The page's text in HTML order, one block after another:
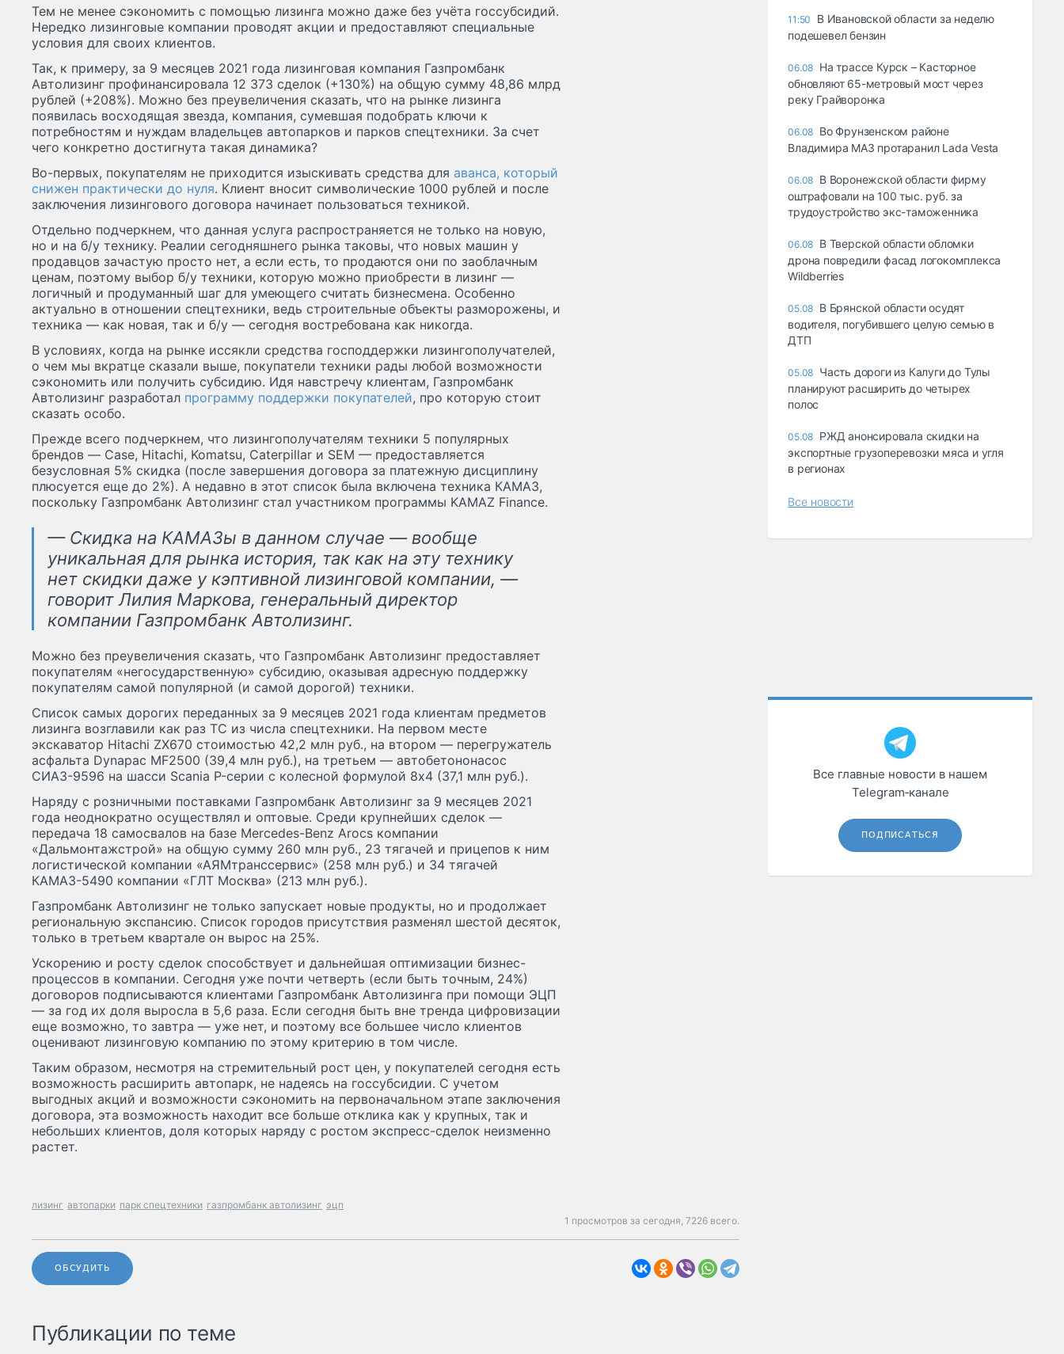
Тем не менее сэкономить с помощью лизинга можно даже без учёта госсубсидий.
Нередко лизинговые компании проводят акции и предоставляют специальные
условия для своих клиентов.
Так, к примеру, за 9 месяцев 2021 года лизинговая компания Газпромбанк
Автолизинг профинансировала 12 373 сделок (+130%) на общую сумму 48,86 млрд
рублей (+208%). Можно без преувеличения сказать, что на рынке лизинга
появилась восходящая звезда, компания, сумевшая подобрать ключи к
потребностям и нуждам владельцев автопарков и парков спецтехники. За счет
чего конкретно достигнута такая динамика?
Во-первых, покупателям не приходится изыскивать средства для аванса, который
снижен практически до нуля. Клиент вносит символические 1000 рублей и после
заключения лизингового договора начинает пользоваться техникой.
Отдельно подчеркнем, что данная услуга распространяется не только на новую,
но и на б/у технику. Реалии сегодняшнего рынка таковы, что новых машин у
продавцов зачастую просто нет, а если есть, то продаются они по заоблачным
ценам, поэтому выбор б/у техники, которую можно приобрести в лизинг —
логичный и продуманный шаг для умеющего считать бизнесмена. Особенно
актуально в отношении спецтехники, ведь строительные объекты разморожены, и
техника — как новая, так и б/у — сегодня востребована как никогда.
В условиях, когда на рынке иссякли средства господдержки лизингополучателей,
о чем мы вкратце сказали выше, покупатели техники рады любой возможности
сэкономить или получить субсидию. Идя навстречу клиентам, Газпромбанк
Автолизинг разработал программу поддержки покупателей, про которую стоит
сказать особо.
Прежде всего подчеркнем, что лизингополучателям техники 5 популярных
брендов — Case, Hitachi, Komatsu, Caterpillar и SEM — предоставляется
безусловная 5% скидка (после завершения договора за платежную дисциплину
плюсуется еще до 2%). А недавно в этот список была включена техника КАМАЗ,
поскольку Газпромбанк Автолизинг стал участником программы KAMAZ Finance.
— Скидка на КАМАЗы в данном случае — вообще
уникальная для рынка история, так как на эту технику
нет скидки даже у кэптивной лизинговой компании, —
говорит Лилия Маркова, генеральный директор
компании Газпромбанк Автолизинг.
Можно без преувеличения сказать, что Газпромбанк Автолизинг предоставляет
покупателям «негосударственную» субсидию, оказывая адресную поддержку
покупателям самой популярной (и самой дорогой) техники.
Список самых дорогих переданных за 9 месяцев 2021 года клиентам предметов
лизинга возглавили как раз ТС из числа спецтехники. На первом месте
экскаватор Hitachi ZX670 стоимостью 42,2 млн руб., на втором — перегружатель
асфальта Dynapac MF2500 (39,4 млн руб.), на третьем — автобетононасос
СИАЗ-9596 на шасси Scania P-серии с колесной формулой 8x4 (37,1 млн руб.).
Наряду с розничными поставками Газпромбанк Автолизинг за 9 месяцев 2021
года неоднократно осуществлял и оптовые. Среди крупнейших сделок —
передача 18 самосвалов на базе Mercedes-Benz Arocs компании
«Дальмонтажстрой» на общую сумму 260 млн руб., 23 тягачей и прицепов к ним
логистической компании «АЯМтранссервис» (258 млн руб.) и 34 тягачей
КАМАЗ-5490 компании «ГЛТ Москва» (213 млн руб.).
Газпромбанк Автолизинг не только запускает новые продукты, но и продолжает
региональную экспансию. Список городов присутствия разменял шестой десяток,
только в третьем квартале он вырос на 25%.
Ускорению и росту сделок способствует и дальнейшая оптимизации бизнес-
процессов в компании. Сегодня уже почти четверть (если быть точным, 24%)
договоров подписываются клиентами Газпромбанк Автолизинга при помощи ЭЦП
— за год их доля выросла в 5,6 раза. Если сегодня быть вне тренда цифровизации
еще возможно, то завтра — уже нет, и поэтому все большее число клиентов
оценивают лизинговую компанию по этому критерию в том числе.
Таким образом, несмотря на стремительный рост цен, у покупателей сегодня есть
возможность расширить автопарк, не надеясь на госсубсидии. С учетом
выгодных акций и возможности сэкономить на первоначальном этапе заключения
договора, эта возможность находит все больше отклика как у крупных, так и
небольших клиентов, доля которых наряду с ростом экспресс-сделок неизменно
растет.
лизинг автопарки парк спецтехники газпромбанк автолизинг эцп
1 просмотров за сегодня,7226 всего.
ОБСУДИТЬ
Публикации по теме
11:50
В Ивановской области за неделю
подешевел бензин
06.08 На трассе Курск – Касторное
обновляют 65-метровый мост через
реку Грайворонка
06.08 Во Фрунзенском районе
Владимира МАЗ протаранил Lada Vesta
06.08 В Воронежской области фирму
оштрафовали на 100 тыс. руб. за
трудоустройство экс-таможенника
06.08 В Тверской области обломки
дрона повредили фасад логокомплекса
Wildberries
05.08 В Брянской области осудят
водителя, погубившего целую семью в
ДТП
05.08 Часть дороги из Калуги до Тулы
планируют расширить до четырех
полос
05.08 РЖД анонсировала скидки на
экспортные грузоперевозки мяса и угля
в регионах
Все новости
Все главные новости в нашем
Telegram‑канале
ПОДПИСАТЬСЯ